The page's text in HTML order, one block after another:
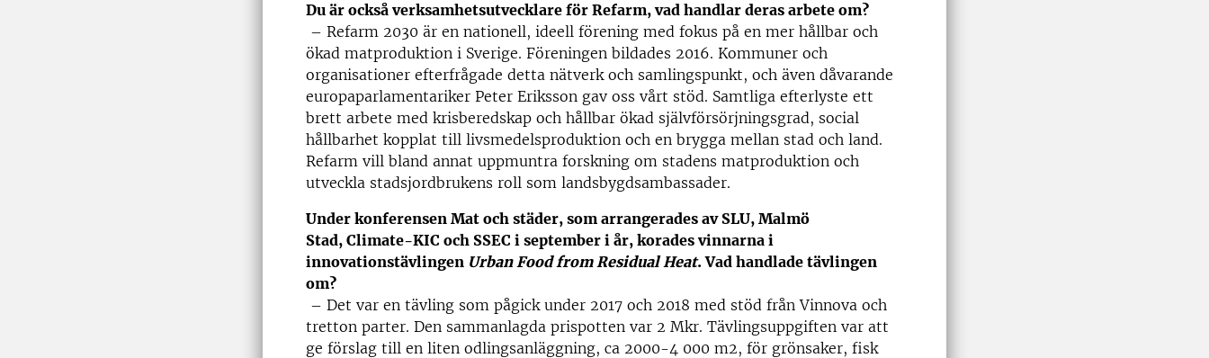
Du är också verksamhetsutvecklare för Refarm, vad handlar deras arbete om?
– Refarm 2030 är en nationell, ideell förening med fokus på en mer hållbar och
ökad matproduktion i Sverige. Föreningen bildades 2016. Kommuner och
organisationer efterfrågade detta nätverk och samlingspunkt, och även dåvarande
europaparlamentariker Peter Eriksson gav oss vårt stöd. Samtliga efterlyste ett
brett arbete med krisberedskap och hållbar ökad självförsörjningsgrad, social
hållbarhet kopplat till livsmedelsproduktion och en brygga mellan stad och land.
Refarm vill bland annat uppmuntra forskning om stadens matproduktion och
utveckla stadsjordbrukens roll som landsbygdsambassader.
Under konferensen Mat och städer, som arrangerades av SLU, Malmö
Stad, Climate-KIC och SSEC i september i år, korades vinnarna i
innovationstävlingen Urban Food from Residual Heat. Vad handlade tävlingen
om?
– Det var en tävling som pågick under 2017 och 2018 med stöd från Vinnova och
tretton parter. Den sammanlagda prispotten var 2 Mkr. Tävlingsuppgiften var att
ge förslag till en liten odlingsanläggning, ca 2000-4 000 m2, för grönsaker, fisk